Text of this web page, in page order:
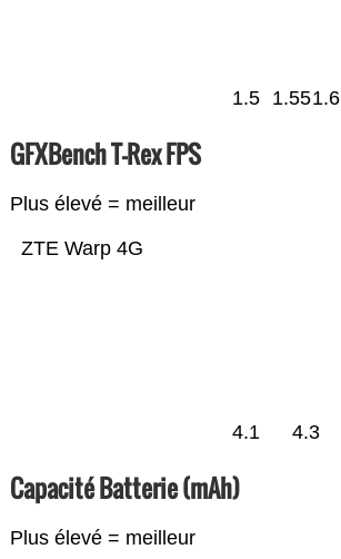
1.5 1.551.6
GFXBench T-Rex FPS
Plus élevé = meilleur
ZTE Warp 4G
4.1 4.3
Capacité Batterie (mAh)
Plus élevé = meilleur